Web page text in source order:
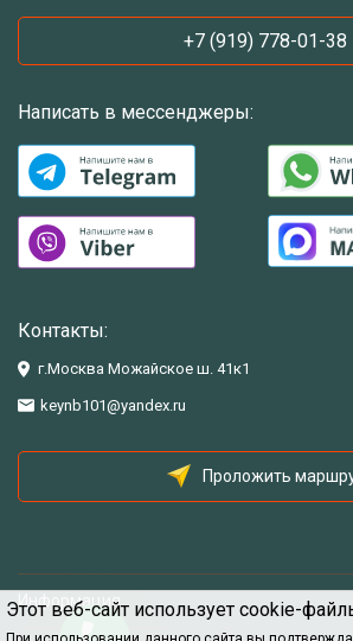
Этот веб-сайт использует cookie-
+7 (919) 778-01-38
Написать в мессенджеры:
Контакты:
г.Москва Можайское ш. 41к1
keynb101@yandex.ru
Проложить
Информация